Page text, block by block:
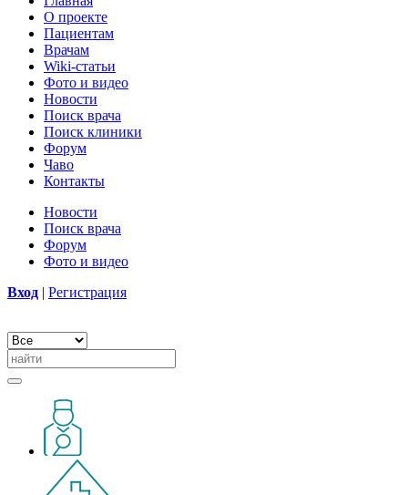
О проекте
Пациентам
Врачам
Wiki-статьи
Фото и видео
Новости
Поиск врача
Поиск клиники
Форум
Чаво
Контакты
Новости
Поиск врача
Форум
Фото и видео
Вход | Регистрация